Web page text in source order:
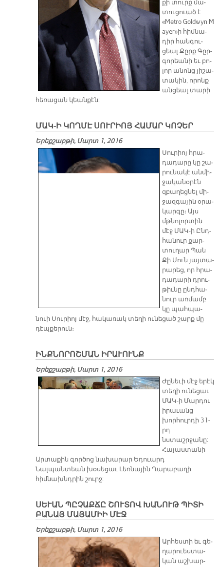
քի տուրք մա­
տու­ցուած է
«Metro Goldwyn M
ayer»ի հիմ­նա­
դիր հան­գու­
ցեալ Քըրք Գըր­
գո­րեա­նի եւ բո­
լոր ա­նոնց յի­շա­
տա­կին, ո­րոնք
ան­ցեալ տա­րի
հե­ռա­ցան կեան­քէն:
ՄԱԿ-Ի ԿՈՂՄԷ ՍՈՒՐԻՈՅ ՀԱՄԱՐ ԿՈՉԵՐ
Երեքշաբթի, Մարտ 1, 2016
Սու­րիոյ հրա­
դա­դա­րը կը շա­
րու­նա­կէ ան­մի­
ջա­կա­նօ­րէն
զբա­ղեց­նել մի­
ջազ­գա­յին օ­րա­
կար­գը։ Այս
մթնո­լոր­տին
մէջ ՄԱԿ-ի Ընդ­
հա­նուր քար­
տու­ղար Պան
Քի Մուն յայ­տա­
րա­րեց, որ հրա­
դա­դա­րի դրու­
թիւ­նը ընդ­հա­
նուր առ­մամբ
կը պահ­պա­
նուի Սու­րիոյ մէջ, հա­կա­ռակ տե­ղի ու­նե­ցած շարք մը
դէպ­քե­րուն։
ԻՆՔՆՈՐՈՇՄԱՆ ԻՐԱՒՈՒՆՔ
Երեքշաբթի, Մարտ 1, 2016
Ժընեւի մէջ երէկ
տեղի ունեցաւ
ՄԱԿ-ի Մարդու
իրաւանց
խորհուրդի 31-
րդ
նստաշրջանը:
Հայաստանի
Արտաքին գործոց նախարար Եդուարդ
Նալպանտեան խօսեցաւ Լեռնային Ղարաբաղի
հիմնախնդրին շուրջ:
ՍԵՒԱՆ ՊԸՉԱՔՃԸ ՇՈՒՏՈՎ ԽԱՆՈՒԹ ՊԻՏԻ
ԲԱՆԱՅ ՄԱՅԱՄԻԻ ՄԷՋ
Երեքշաբթի, Մարտ 1, 2016
Ար­հես­տի եւ գե­
ղա­րուես­տա­
կան աշ­խար­